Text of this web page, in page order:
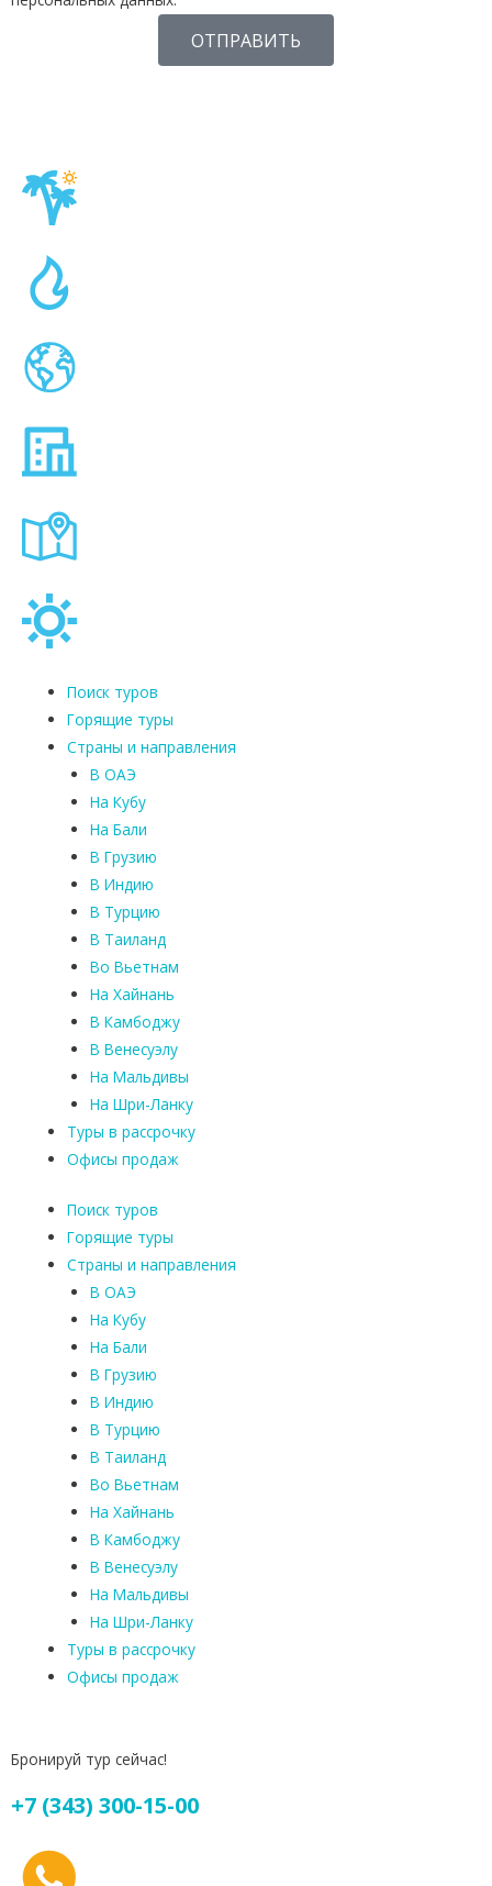
ОТПРАВИТЬ
Поиск туров
Горящие туры
Страны и направления
В ОАЭ
На Кубу
На Бали
В Грузию
В Индию
В Турцию
В Таиланд
Во Вьетнам
На Хайнань
В Камбоджу
В Венесуэлу
На Мальдивы
На Шри-Ланку
Туры в рассрочку
Офисы продаж
Поиск туров
Горящие туры
Страны и направления
В ОАЭ
На Кубу
На Бали
В Грузию
В Индию
В Турцию
В Таиланд
Во Вьетнам
На Хайнань
В Камбоджу
В Венесуэлу
На Мальдивы
На Шри-Ланку
Туры в рассрочку
Офисы продаж
Бронируй тур сейчас!
+7 (343) 300-15-00